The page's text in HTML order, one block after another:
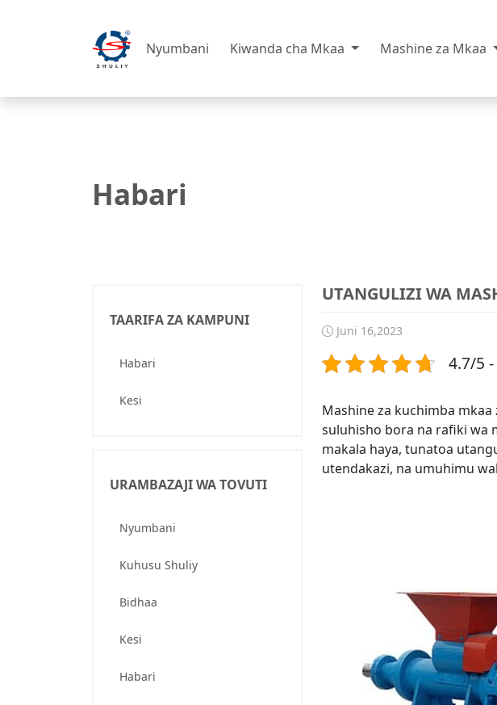
Nyumbani Kiwanda cha Mkaa Mashine za Mkaa
Habari
TAARIFA ZA KAMPUNI
Habari
Kesi
URAMBAZAJI WA TOVUTI
Nyumbani
Kuhusu Shuliy
Bidhaa
Kesi
Habari
UTANGULIZI WA
Juni 16,2023
4.7/5
Mashine za kuchimba
suluhisho bora na rafiki wa
makala haya, tunatoa
utendakazi, na umuhimu